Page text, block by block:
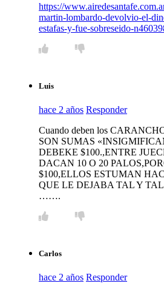
https://
martin-lombardo-devolvio-el-
estafas-y-fue-sobreseido-
Luis
hace 2 años Responder
Cuando deben los
SON SUMAS
DEBEKE $100.,ENTRE
DACAN 10 O 20
$100,ELLOS ESTUMAN
QUE LE DEJABA TAL Y
…….
Carlos
hace 2 años Responder